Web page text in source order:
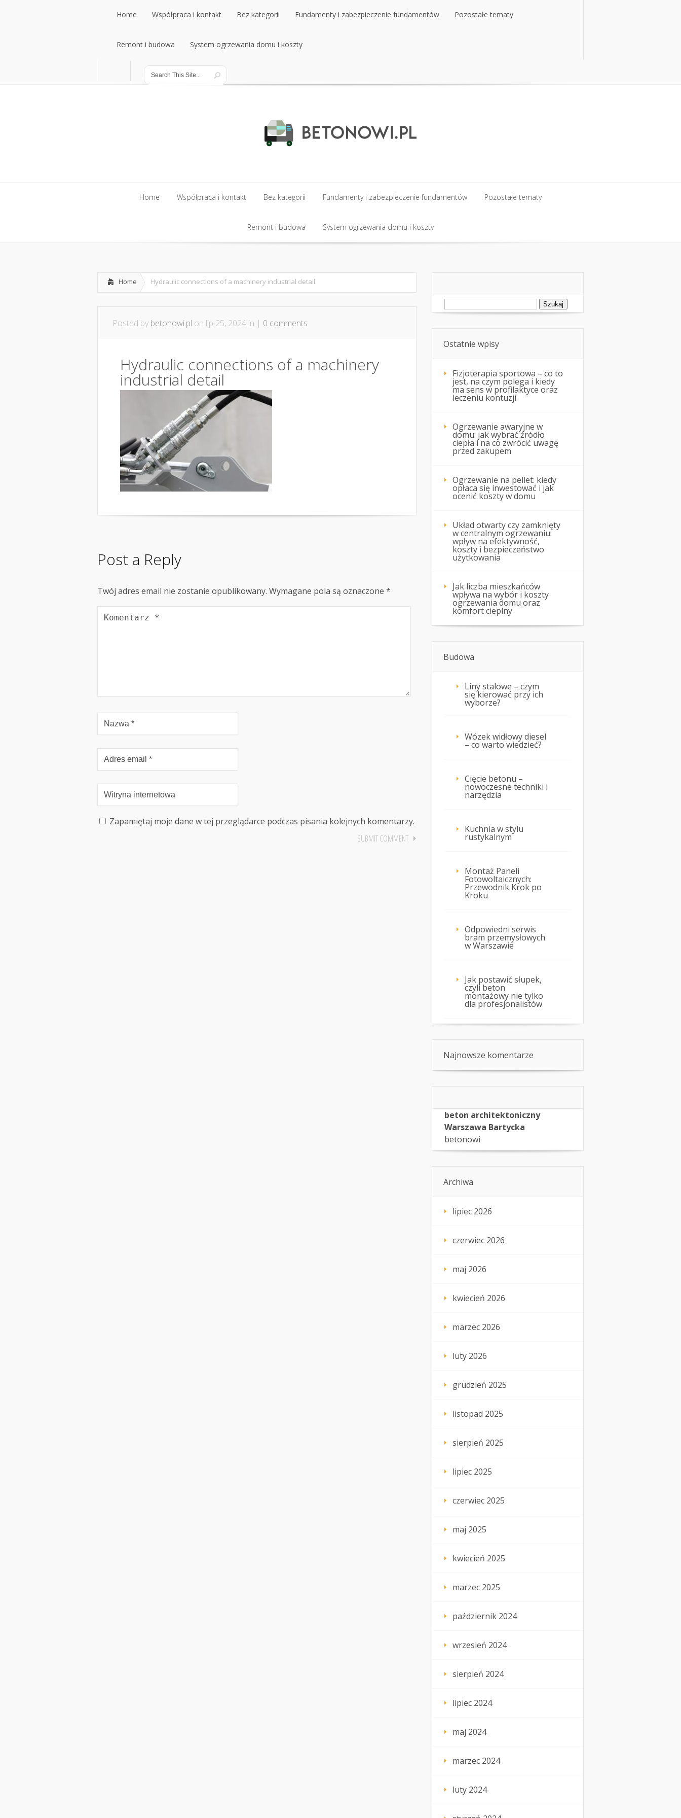
Home
Home
Współpraca i kontakt
Współpraca i kontakt
Bez kategorii
Bez kategorii
Fundamenty i zabezpieczenie fundamentów
Fundamenty i zabezpieczenie fundamentów
Pozostałe tematy
Remont i budowa
Remont i budowa
System ogrzewania domu i koszty
System ogrzewania domu i koszty
Home Współpraca i kontakt Bez kategorii
Bez kategorii
Fundamenty i zabezpieczenie fundamentów
Fundamenty i zabezpieczenie fundamentów
Pozostałe tematy
Remont i budowa System ogrzewania domu i koszty
Home Hydraulic connections of a machinery industrial detail
Posted by betonowi.pl on lip 25, 2024 in | 0 comments
Hydraulic connections of a machinery
industrial detail
Post a Reply
Twój adres email nie zostanie opublikowany. Wymagane pola są oznaczone *
Zapamiętaj moje dane w tej przeglądarce podczas pisania kolejnych komentarzy.
Szukaj:
Ostatnie wpisy
Fizjoterapia sportowa – co to
jest, na czym polega i kiedy
ma sens w profilaktyce oraz
leczeniu kontuzji
Ogrzewanie awaryjne w
domu: jak wybrać źródło
ciepła i na co zwrócić uwagę
przed zakupem
Ogrzewanie na pellet: kiedy
opłaca się inwestować i jak
ocenić koszty w domu
Układ otwarty czy zamknięty
w centralnym ogrzewaniu:
wpływ na efektywność,
koszty i bezpieczeństwo
użytkowania
Jak liczba mieszkańców
wpływa na wybór i koszty
ogrzewania domu oraz
komfort cieplny
Budowa
Liny stalowe – czym
się kierować przy ich
wyborze?
Wózek widłowy diesel
– co warto wiedzieć?
Cięcie betonu –
nowoczesne techniki i
narzędzia
Kuchnia w stylu
rustykalnym
Montaż Paneli
Fotowoltaicznych:
Przewodnik Krok po
Kroku
Odpowiedni serwis
bram przemysłowych
w Warszawie
Jak postawić słupek,
czyli beton
montażowy nie tylko
dla profesjonalistów
Najnowsze komentarze
beton architektoniczny
Warszawa Bartycka
betonowi
Archiwa
lipiec 2026
czerwiec 2026
maj 2026
kwiecień 2026
marzec 2026
luty 2026
grudzień 2025
listopad 2025
sierpień 2025
lipiec 2025
czerwiec 2025
maj 2025
kwiecień 2025
marzec 2025
październik 2024
wrzesień 2024
sierpień 2024
lipiec 2024
maj 2024
marzec 2024
luty 2024